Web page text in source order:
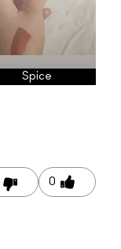
Spice
0
0